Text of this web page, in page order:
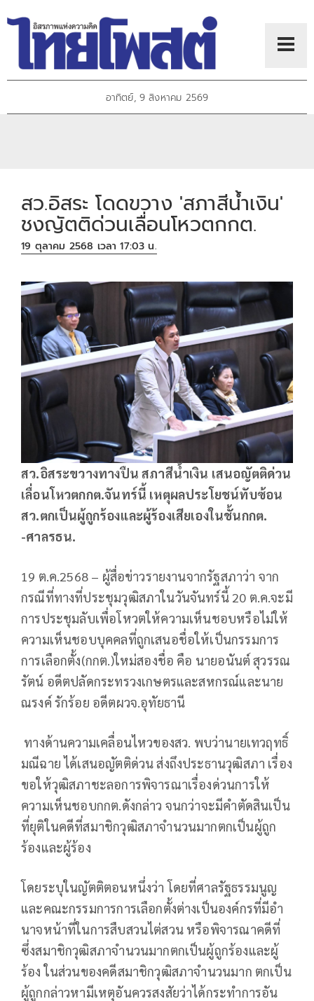
อาทิตย์, 9 สิงหาคม 2569
สว.อิสระ โดดขวาง 'สภาสีน้ำเงิน'
ชงญัตติด่วนเลื่อนโหวตกกต.
19 ตุลาคม 2568 เวลา 17:03 น.
สว.อิสระขวางทางปืน สภาสีน้ำเงิน เสนอญัตติด่วน
เลื่อนโหวตกกต.จันทร์นี้ เหตุผลประโยชน์ทับซ้อน
สว.ตกเป็นผู้ถูกร้องและผู้ร้องเสียเองในชั้นกกต.
-ศาลรธน.
19 ต.ค.2568 – ผู้สื่อข่าวรายงานจากรัฐสภาว่า จาก
กรณีที่ทางที่ประชุมวุฒิสภาในวันจันทร์นี้ 20 ต.ค.จะมี
การประชุมลับเพื่อโหวตให้ความเห็นชอบหรือไม่ให้
ความเห็นชอบบุคคลที่ถูกเสนอชื่อให้เป็นกรรมการ
การเลือกตั้ง(กกต.)ใหม่สองชื่อ คือ นายอนันต์ สุวรรณ
รัตน์ อดีตปลัดกระทรวงเกษตรและสหกรณ์และนาย
ณรงค์ รักร้อย อดีตผวจ.อุทัยธานี
ทางด้านความเคลื่อนไหวของสว. พบว่านายเทวฤทธิ์
มณีฉาย ได้เสนอญัตติด่วน ส่งถึงประธานวุฒิสภา เรื่อง
ขอให้วุฒิสภาชะลอการพิจารณาเรื่องด่วนการให้
ความเห็นชอบกกต.ดังกล่าว จนกว่าจะมีคําตัดสินเป็น
ที่ยุติในคดีที่สมาชิกวุฒิสภาจํานวนมากตกเป็นผู้ถูก
ร้องและผู้ร้อง
โดยระบุในญัตติตอนหนึ่งว่า โดยที่ศาลรัฐธรรมนูญ
และคณะกรรมการการเลือกตั้งต่างเป็นองค์กรที่มีอํา
นาจหน้าที่ในการสืบสวนไต่สวน หรือพิจารณาคดีที่
ซึ่งสมาชิกวุฒิสภาจํานวนมากตกเป็นผู้ถูกร้องและผู้
ร้อง ในส่วนของคดีสมาชิกวุฒิสภาจํานวนมาก ตกเป็น
ผู้ถูกกล่าวหามีเหตุอันควรสงสัยว่าได้กระทําการอัน